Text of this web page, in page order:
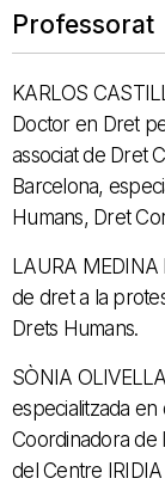
Professorat
KARLOS
Doctor en Dret
associat de Dret
Barcelona,
Humans, Dret
LAURA MEDINA
de dret a la
Drets Humans.
SÒNIA
especialitzada
Coordinadora de
del Centre